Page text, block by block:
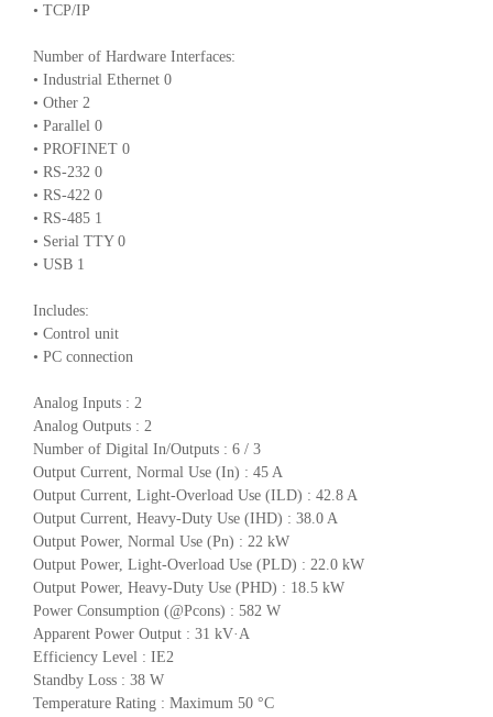
• TCP/IP
Number of Hardware Interfaces:
• Industrial Ethernet 0
• Other 2
• Parallel 0
• PROFINET 0
• RS-232 0
• RS-422 0
• RS-485 1
• Serial TTY 0
• USB 1
Includes:
• Control unit
• PC connection
Analog Inputs : 2
Analog Outputs : 2
Number of Digital In/Outputs : 6 / 3
Output Current, Normal Use (In) : 45 A
Output Current, Light-Overload Use (ILD) : 42.8 A
Output Current, Heavy-Duty Use (IHD) : 38.0 A
Output Power, Normal Use (Pn) : 22 kW
Output Power, Light-Overload Use (PLD) : 22.0 kW
Output Power, Heavy-Duty Use (PHD) : 18.5 kW
Power Consumption (@Pcons) : 582 W
Apparent Power Output : 31 kV·A
Efficiency Level : IE2
Standby Loss : 38 W
Temperature Rating : Maximum 50 °C